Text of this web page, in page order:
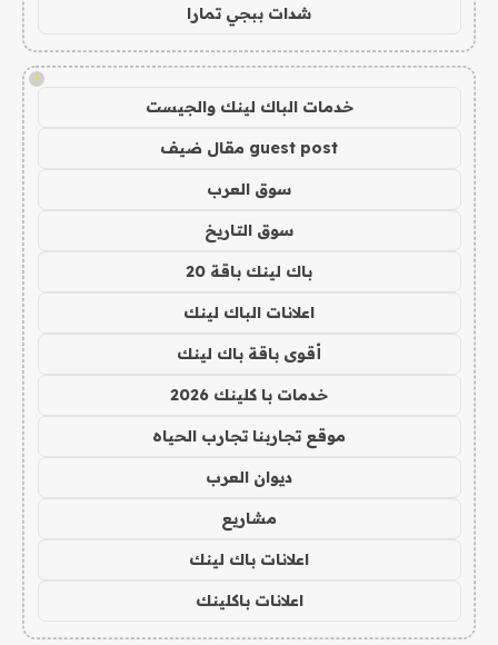
شدات ببجي تمارا
!
خدمات الباك لينك والجيست
guest post مقال ضيف
سوق العرب
سوق التاريخ
باك لينك باقة 20
اعلانات الباك لينك
أقوى باقة باك لينك
خدمات با كلينك 2026
موقع تجاربنا تجارب الحياه
ديوان العرب
مشاريع
اعلانات باك لينك
اعلانات باكلينك